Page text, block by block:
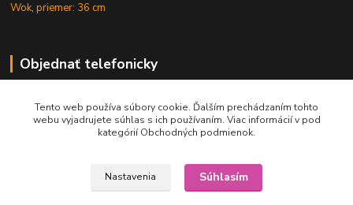
Wok, priemer: 36 cm
Objednať telefonicky
+421 902 212 007
Tento web používa súbory cookie. Ďalším prechádzaním tohto
webu vyjadrujete súhlas s ich používaním. Viac informácií v pod
kategórií Obchodných podmienok.
Nastavenia Súhlasím